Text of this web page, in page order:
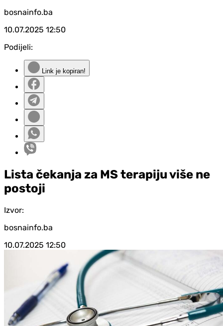
bosnainfo.ba
10.07.2025 12:50
Podijeli:
Link je kopiran!
Lista čekanja za MS terapiju više ne
postoji
Izvor:
bosnainfo.ba
10.07.2025 12:50